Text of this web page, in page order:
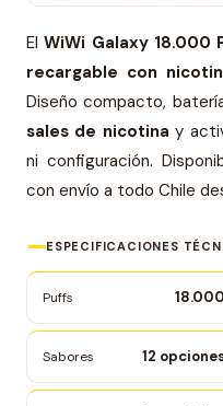
ElWiWi Galaxy 18.000
recargable con
Diseño compacto,
sales de nicotina y
ni configuración.
con envío a todo Chile
ESPECIFICACIONES
Puffs 18.000
Sabores 12